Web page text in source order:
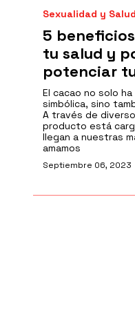
Sexualidad y Salud
5
tu salud y
potenciar
El cacao no solo
simbólica, sino
A través de
producto está
llegan a nuestras
amamos
Septiembre 06, 2023